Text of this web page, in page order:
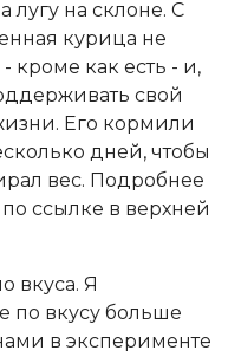
лугу на склоне. С
курица не
кроме как есть - и,
свой
Его кормили
дней, чтобы
вес. Подробнее
ссылке в верхней
вкуса. Я
по вкусу больше
в эксперименте